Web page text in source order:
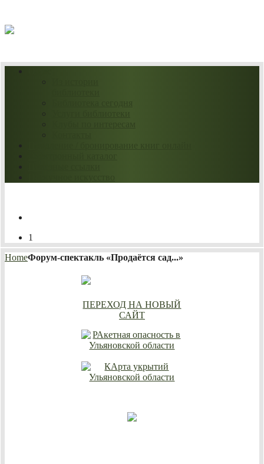
1
HomeФорум-спектакль «Продаётся сад...»
ПЕРЕХОД НА НОВЫЙ
САЙТ